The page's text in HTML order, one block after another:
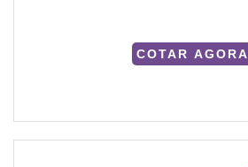
COTAR AGORA